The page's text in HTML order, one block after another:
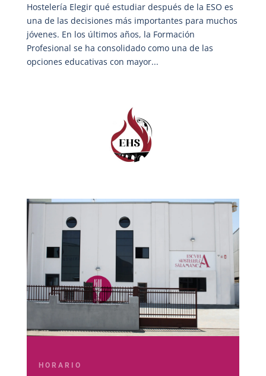
Hostelería Elegir qué estudiar después de la ESO es
una de las decisiones más importantes para muchos
jóvenes. En los últimos años, la Formación
Profesional se ha consolidado como una de las
opciones educativas con mayor...
HORARIO